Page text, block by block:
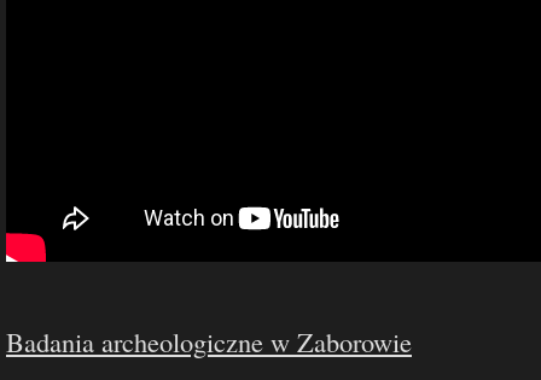
Badania archeologiczne w Zaborowie